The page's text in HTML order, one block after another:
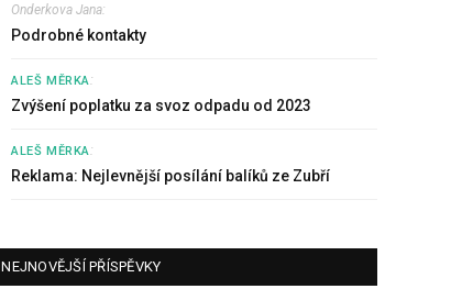
Onderkova Jana:
Podrobné kontakty
ALEŠ MĚRKA:
Zvýšení poplatku za svoz odpadu od 2023
ALEŠ MĚRKA:
Reklama: Nejlevnější posílání balíků ze Zubří
NEJNOVĚJŠÍ PŘÍSPĚVKY